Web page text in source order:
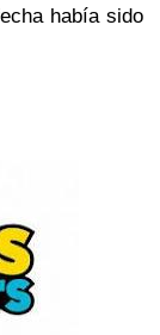
había sido